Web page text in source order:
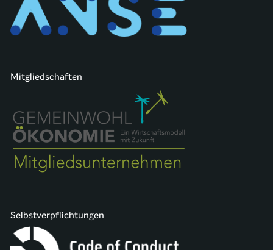
Mitgliedschaften
Selbstverpflichtungen